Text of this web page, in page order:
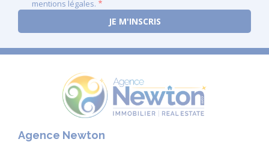
mentions légales.
Agence Newton